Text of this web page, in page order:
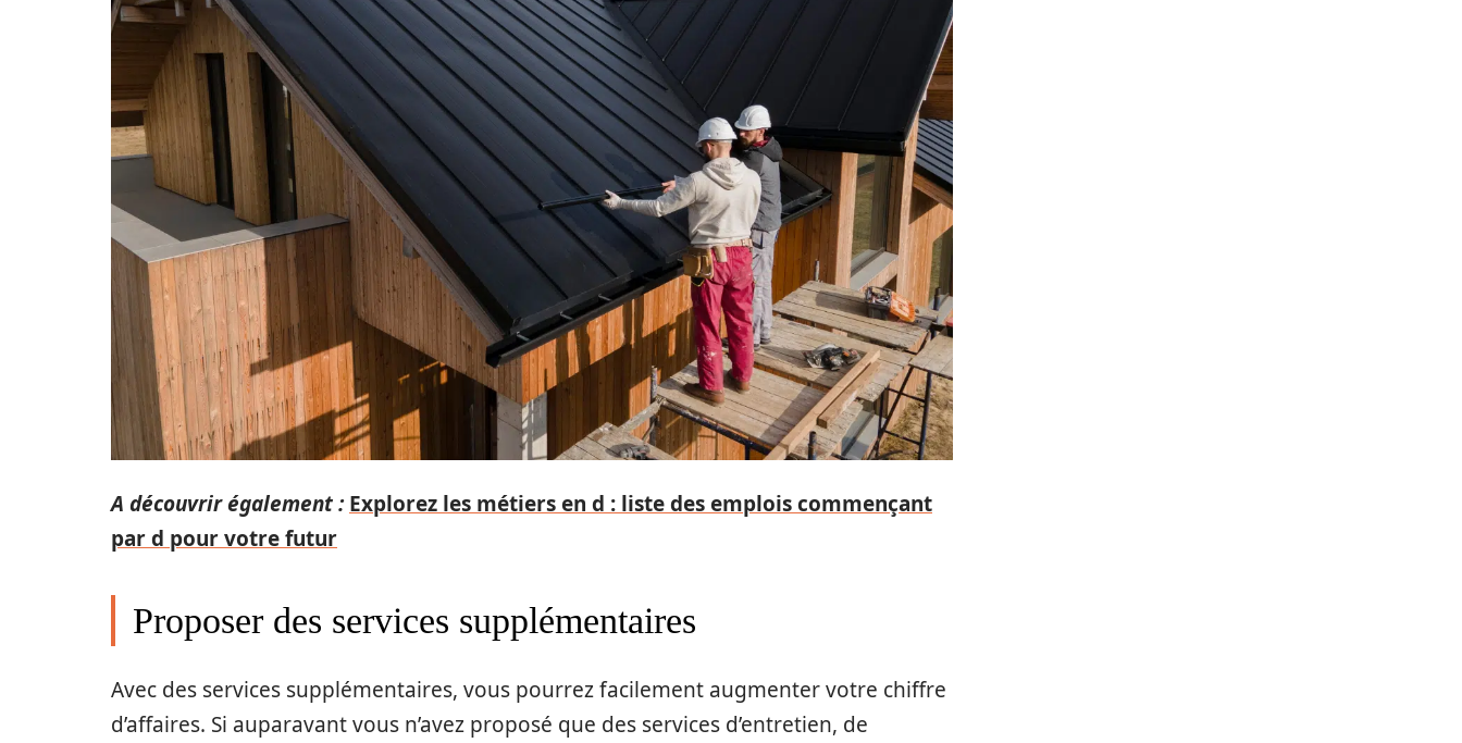
A découvrir également : Explorez les métiers en d : liste des emplois commençant
par d pour votre futur
Proposer des services supplémentaires
Avec des services supplémentaires, vous pourrez facilement augmenter votre chiffre
d’affaires. Si auparavant vous n’avez proposé que des services d’entretien, de